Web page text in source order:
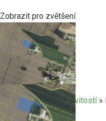
Zobrazit pro zvětšení
Home »Prodej nemovitostí»
Zpět k produktům